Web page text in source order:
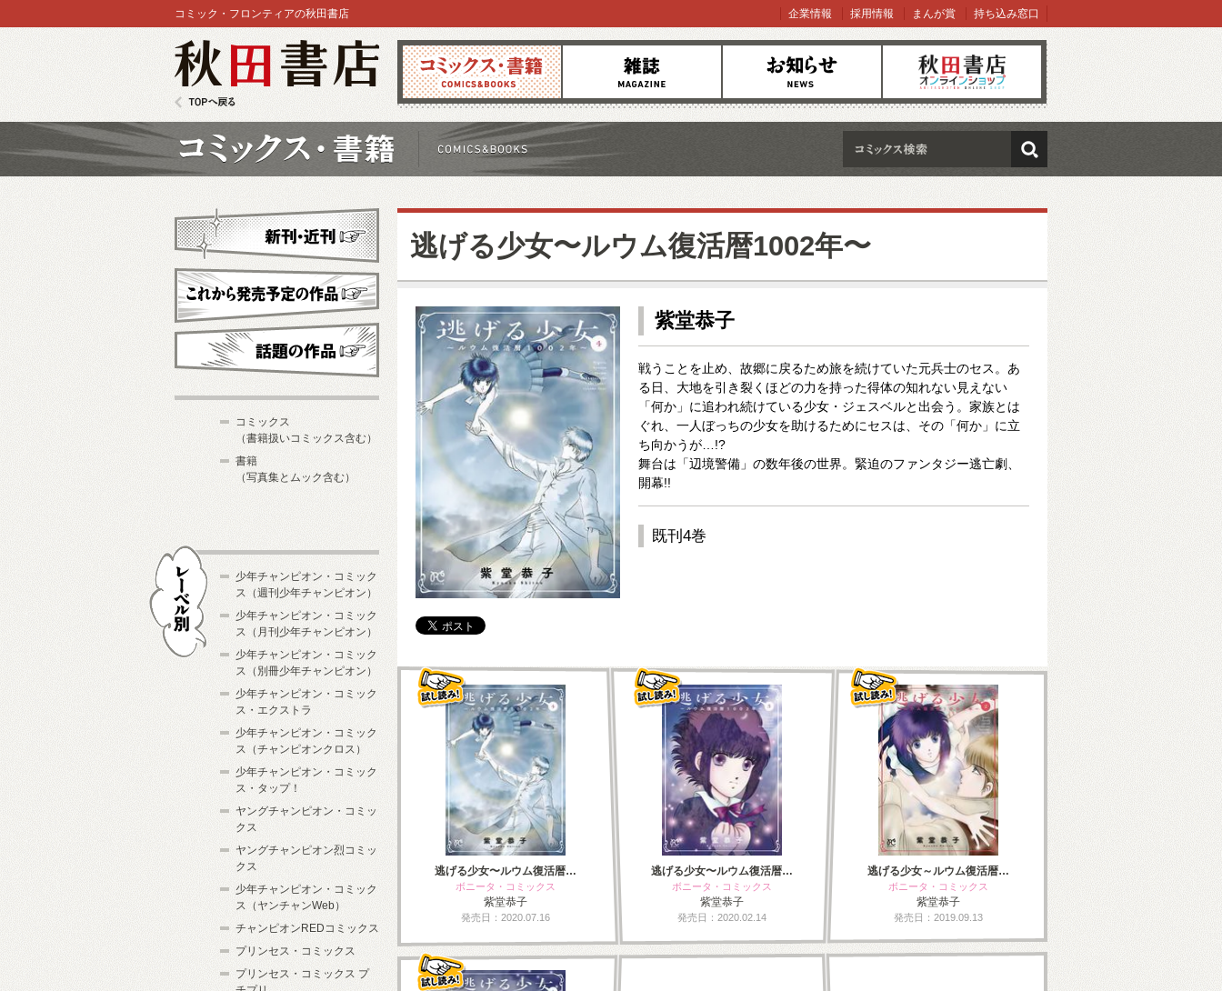
コミックス 雑誌 お知らせ オンラインショップ
コミック・フロンティアの秋田書店 企業情報 採用情報 まんが賞 持ち込み窓口
検索
逃げる少女〜ルウム復活暦1002年〜
紫堂恭子
戦うことを止め、故郷に戻るため旅を続けていた元兵士のセス。あ
る日、大地を引き裂くほどの力を持った得体の知れない見えない
「何か」に追われ続けている少女・ジェスベルと出会う。家族とは
ぐれ、一人ぼっちの少女を助けるためにセスは、その「何か」に立
ち向かうが…!?
舞台は「辺境警備」の数年後の世界。緊迫のファンタジー逃亡劇、
開幕!!
既刊4巻
逃げる少女〜ルウム復活暦…
ボニータ・コミックス
紫堂恭子
発売日：2020.07.16
逃げる少女〜ルウム復活暦…
ボニータ・コミックス
紫堂恭子
発売日：2020.02.14
逃げる少女～ルウム復活暦…
ボニータ・コミックス
紫堂恭子
発売日：2019.09.13
新刊・近刊
これから発売予定
コミックス
（書籍扱いコミックス含む）
書籍
（写真集とムック含む）
少年チャンピオン・コミック
ス（週刊少年チャンピオン）
少年チャンピオン・コミック
ス（月刊少年チャンピオン）
少年チャンピオン・コミック
ス（別冊少年チャンピオン）
少年チャンピオン・コミック
ス・エクストラ
少年チャンピオン・コミック
ス（チャンピオンクロス）
少年チャンピオン・コミック
ス・タップ！
ヤングチャンピオン・コミッ
クス
ヤングチャンピオン烈コミッ
クス
少年チャンピオン・コミック
ス（ヤンチャンWeb）
チャンピオンREDコミックス
プリンセス・コミックス
プリンセス・コミックス プ